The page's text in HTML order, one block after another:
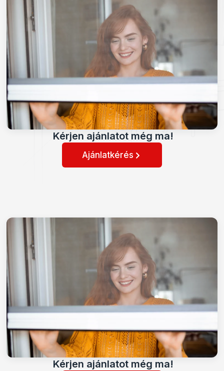
Kérjen ajánlatot még ma!
Ajánlatkérés
Kérjen ajánlatot még ma!